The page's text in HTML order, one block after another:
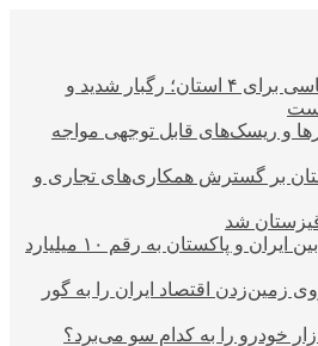
هشدار نارنجی هواشناسی برای ۴ استان؛ رگبار شدید و
و ریسک‌های قابل توجهی مواجه
بر گسترش همکاری‌های تجاری و
شد
افزایش حجم تجارت بین ایران و پاکستان به رقم ۱۰ میلیارد
زمین‌زدن اقتصاد ایران را به گور
خودرو را به کدام سو می‌برد؟